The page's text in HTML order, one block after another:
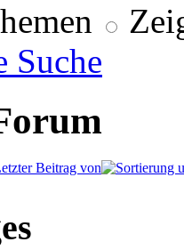
Suche
Beitrag von